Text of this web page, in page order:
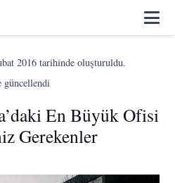
2016tarihinde oluşturuldu.
güncellendi
En Büyük Ofisi
Gerekenler